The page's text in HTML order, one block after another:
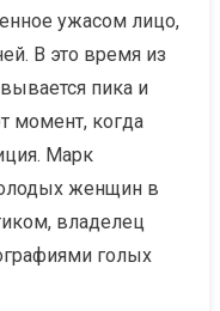
ужасом лицо,
В это время из
пика и
момент, когда
Марк
женщин в
владелец
голых